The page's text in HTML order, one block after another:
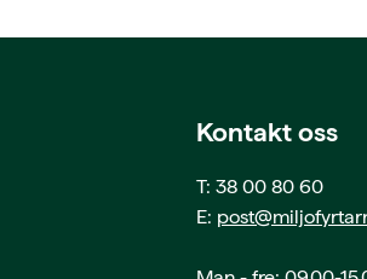
Kontakt oss
T: 38 00 80 60
E: